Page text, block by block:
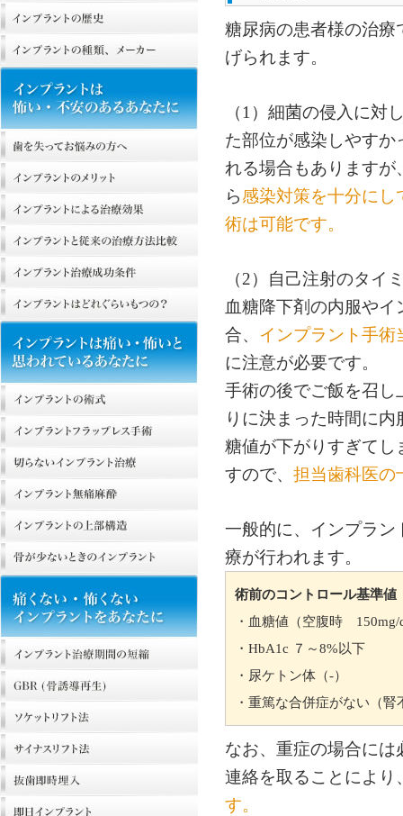
糖尿病の患者様の治療
げられます。
（1）細菌の侵入に対
た部位が感染しやす
れる場合もあります
ら感染対策を十分に
術は可能です。
（2）自己注射のタイ
血糖降下剤の内服や
合、 インプラント手術
に注意が必要です。
手術の後でご飯を召し
りに決まった時間に
糖値が下がりすぎてし
すので、 担当歯科医の
一般的に、インプラン
療が行われます。
術前のコントロール基準値
・血糖値（空腹時
・HbA1c ７～8%以下
・尿ケトン体（-）
・重篤な合併症がない（
なお、重症の場合に
連絡を取ることにより
す。